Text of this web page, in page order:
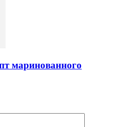
маринованного